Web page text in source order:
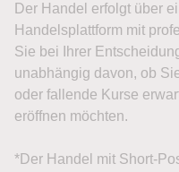
Der Handel erfolgt über
Handelsplattform mit
Sie bei Ihrer
unabhängig davon, ob
oder fallende Kurse
eröffnen möchten.
*Der Handel mit Short-